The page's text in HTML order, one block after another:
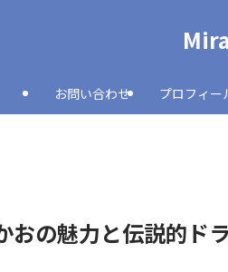
お問い合わせ プロフィー
おの魅力と伝説的ド